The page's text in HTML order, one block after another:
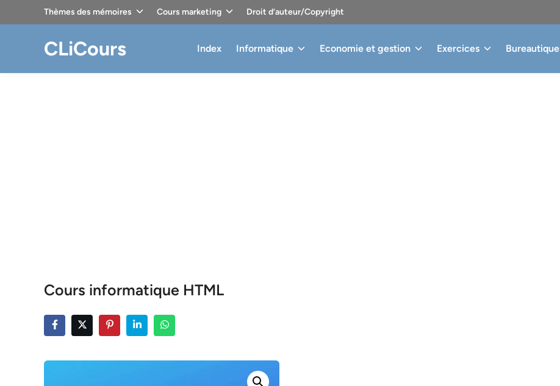
Thèmes des mémoires Cours marketing Droit d’auteur/Copyright
CLiCours Index Informatique Economie et gestion Exercices Bureautique
Cours informatique HTML